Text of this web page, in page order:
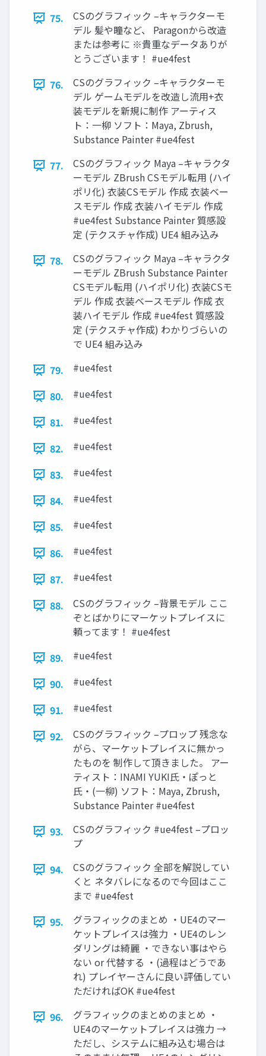
75.
CSのグラフィック –キャラクターモ
デル 髪や瞳など、 Paragonから改造
または参考に ※貴重なデータありが
とうございます！ #ue4fest
76.
CSのグラフィック –キャラクターモ
デル ゲームモデルを改造し流用+衣
装モデルを新規に制作 アーティス
ト：一柳 ソフト：Maya, Zbrush,
Substance Painter #ue4fest
77.
CSのグラフィック Maya –キャラクタ
ーモデル ZBrush CSモデル転用 (ハイ
ポリ化) 衣装CSモデル 作成 衣装ベー
スモデル 作成 衣装ハイモデル 作成
#ue4fest Substance Painter 質感設
定 (テクスチャ作成) UE4 組み込み
78.
CSのグラフィック Maya –キャラクタ
ーモデル ZBrush Substance Painter
CSモデル転用 (ハイポリ化) 衣装CSモ
デル 作成 衣装ベースモデル 作成 衣
装ハイモデル 作成 #ue4fest 質感設
定 (テクスチャ作成) わかりづらいの
で UE4 組み込み
79.
#ue4fest
80.
#ue4fest
81.
#ue4fest
82.
#ue4fest
83.
#ue4fest
84.
#ue4fest
85.
#ue4fest
86.
#ue4fest
87.
#ue4fest
88.
CSのグラフィック –背景モデル ここ
ぞとばかりにマーケットプレイスに
頼ってます！ #ue4fest
89.
#ue4fest
90.
#ue4fest
91.
#ue4fest
92.
CSのグラフィック –プロップ 残念な
がら、マーケットプレイスに無かっ
たものを 制作して頂きました。 アー
ティスト：INAMI YUKI氏・ぽっと
氏・(一柳) ソフト：Maya, Zbrush,
Substance Painter #ue4fest
93.
CSのグラフィック #ue4fest –プロッ
プ
94.
CSのグラフィック 全部を解説してい
くと ネタバレになるので今回はここ
まで #ue4fest
95.
グラフィックのまとめ ・UE4のマー
ケットプレイスは強力 ・UE4のレン
ダリングは綺麗 ・できない事はやら
ない or 代替する ・(過程はどうであ
れ) プレイヤーさんに良い評価してい
ただければOK #ue4fest
96.
グラフィックのまとめのまとめ ・
UE4のマーケットプレイスは強力 →
ただし、システムに組み込む場合は